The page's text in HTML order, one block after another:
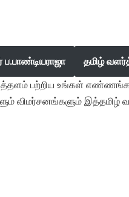
தமிழ்
பற்றிய உங்கள்
விமர்சனங்களும் இத்தமிழ்